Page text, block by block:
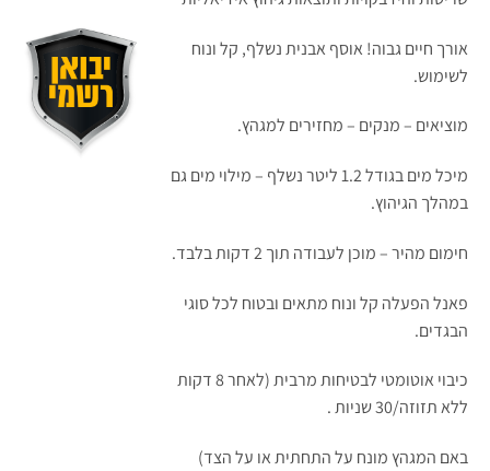
אורך חיים גבוה! אוסף אבנית נשלף, קל ונוח
לשימוש.
מוציאים – מנקים – מחזירים למגהץ.
מיכל מים בגודל 1.2 ליטר נשלף – מילוי מים גם
במהלך הגיהוץ.
חימום מהיר – מוכן לעבודה תוך 2 דקות בלבד.
פאנל הפעלה קל ונוח מתאים ובטוח לכל סוגי
הבגדים.
כיבוי אוטומטי לבטיחות מרבית (לאחר 8 דקות
ללא תזוזה/30 שניות .
באם המגהץ מונח על התחתית או על הצד)